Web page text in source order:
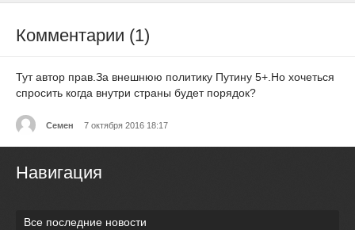
Комментарии (1)
Тут автор прав.За внешнюю политику Путину 5+.Но хочеться
спросить когда внутри страны будет порядок?
Семен 7 октября 2016 18:17
Навигация
Все последние новости